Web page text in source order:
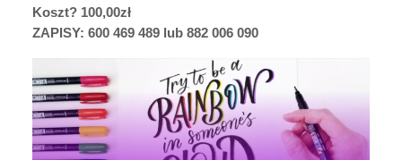
Koszt? 100,00zł
ZAPISY: 600 469 489 lub 882 006 090